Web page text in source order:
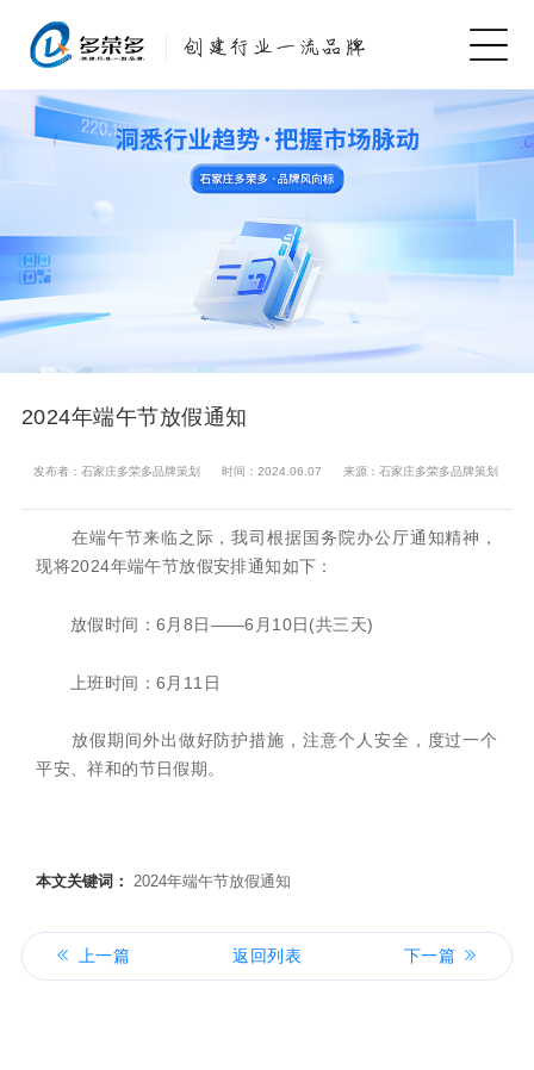
2024年端午节放假通知
发布者：石家庄多荣多品牌策划 时间：2024.06.07 来源：石家庄多荣多品牌策划
在端午节来临之际，我司根据国务院办公厅通知精神，
现将2024年端午节放假安排通知如下：
放假时间：6月8日——6月10日(共三天)
上班时间：6月11日
放假期间外出做好防护措施，注意个人安全，度过一个
平安、祥和的节日假期。
本文关键词： 2024年端午节放假通知
上一篇 返回列表 下一篇